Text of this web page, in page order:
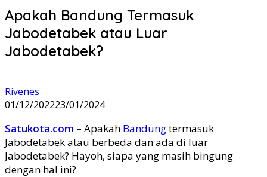
Apakah Bandung Termasuk
Jabodetabek atau Luar
Jabodetabek?
Rivenes
01/12/202223/01/2024
Satukota.com – Apakah Bandungtermasuk
Jabodetabek atau berbeda dan ada di luar
Jabodetabek? Hayoh, siapa yang masih bingung
dengan hal ini?